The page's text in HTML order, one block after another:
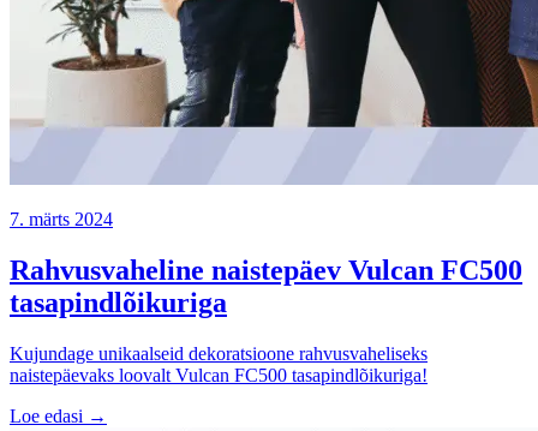
7. märts 2024
Rahvusvaheline naistepäev Vulcan FC500
tasapindlõikuriga
Kujundage unikaalseid dekoratsioone rahvusvaheliseks
naistepäevaks loovalt Vulcan FC500 tasapindlõikuriga!
Loe edasi →